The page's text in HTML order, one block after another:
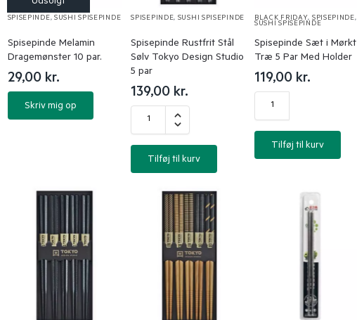
SPISEPINDE, SUSHI SPISEPINDE
Spisepinde Melamin
Dragemønster 10 par.
29,00 kr.
Skriv mig op
SPISEPINDE, SUSHI SPISEPINDE
Spisepinde Rustfrit Stål
Sølv Tokyo Design Studio
5 par
139,00 kr.
Tilføj til kurv
BLACK FRIDAY, SPISEPINDE,
SUSHI SPISEPINDE
Spisepinde Sæt i Mørkt
Træ 5 Par Med Holder
119,00 kr.
Tilføj til kurv